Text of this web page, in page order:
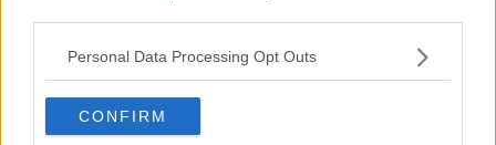
Personal Data Processing Opt Outs
CONFIRM
​Cose che ci esauriscono
​Vespa che passione!
​Parole d’amore regalate al vento
​Essere genitori di un adolescente
​Saper pazientare